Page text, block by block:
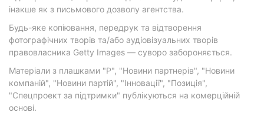
інакше як з письмового дозволу агентства.
Будь-яке копіювання, передрук та відтворення
фотографічних творів та/або аудіовізуальних творів
правовласника Getty Images — суворо забороняється.
Матеріали з плашками "Р", "Новини партнерів", "Новини
компаній", "Новини партій", "Інновації", "Позиція",
"Спецпроект за підтримки" публікуються на комерційній
основі.